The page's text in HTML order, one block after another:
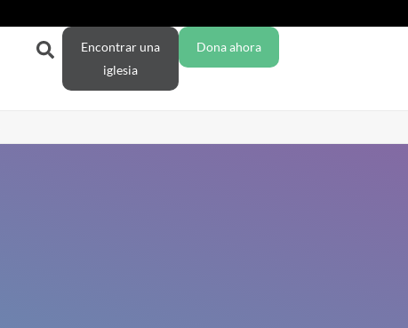
Encontrar una
iglesia
Dona ahora